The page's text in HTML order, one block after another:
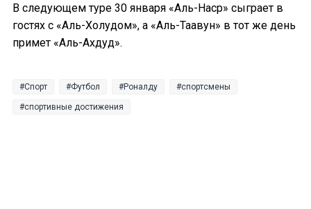
В следующем туре 30 января «Аль-Наср» сыграет в
гостях с «Аль-Холудом», а «Аль-Таавун» в тот же день
примет «Аль-Ахдуд».
Спорт Футбол Роналду спортсмены
спортивные достижения